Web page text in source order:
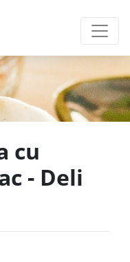
cu
- Deli